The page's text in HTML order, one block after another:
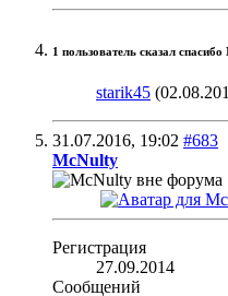
1 пользователь сказал
starik45
31.07.2016, 19:02 #683
McNulty
Регистрация
27.09.2014
Сообщений